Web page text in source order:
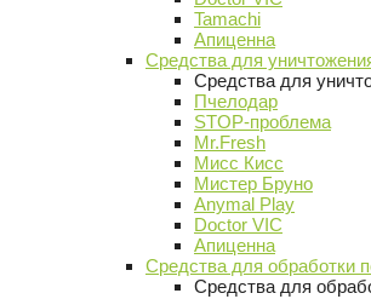
Tamachi
Апиценна
Средства для
Средства для
Пчелодар
STOP-проблема
Mr.Fresh
Мисс Кисс
Мистер Бруно
Anymal Play
Doctor VIC
Апиценна
Средства для обработки
Средства для